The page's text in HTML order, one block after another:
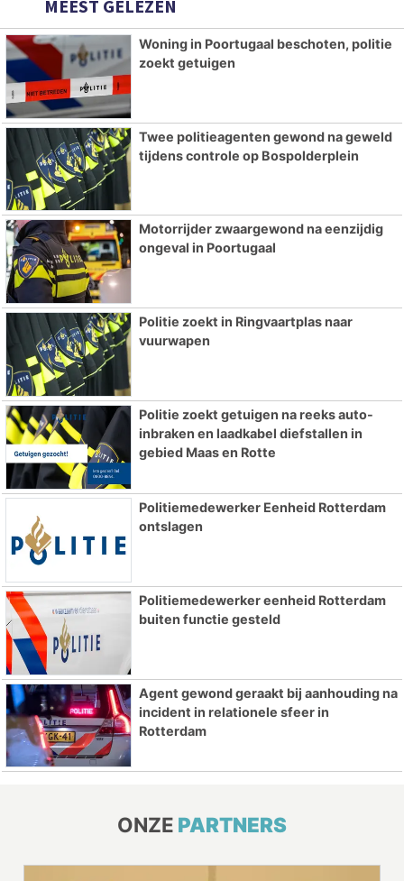
MEEST GELEZEN
Woning in Poortugaal beschoten, politie
zoekt getuigen
Twee politieagenten gewond na geweld
tijdens controle op Bospolderplein
Motorrijder zwaargewond na eenzijdig
ongeval in Poortugaal
Politie zoekt in Ringvaartplas naar
vuurwapen
Politie zoekt getuigen na reeks auto-
inbraken en laadkabel diefstallen in
gebied Maas en Rotte
Politiemedewerker Eenheid Rotterdam
ontslagen
Politiemedewerker eenheid Rotterdam
buiten functie gesteld
Agent gewond geraakt bij aanhouding na
incident in relationele sfeer in
Rotterdam
ONZE PARTNERS